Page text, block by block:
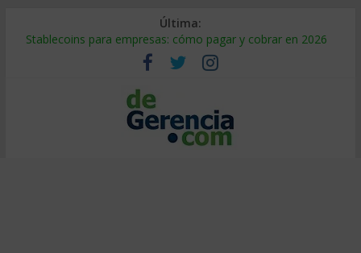
Última:
Stablecoins para empresas: cómo pagar y cobrar en 2026
Despido silencioso: qué es y por qué sale tan caro
IA en selección de personal: cómo auditarla a tiempo
Trabajo forzoso en la cadena de suministro: qué hacer
Mercado hispano de EE. UU.: cómo segmentarlo y venderle